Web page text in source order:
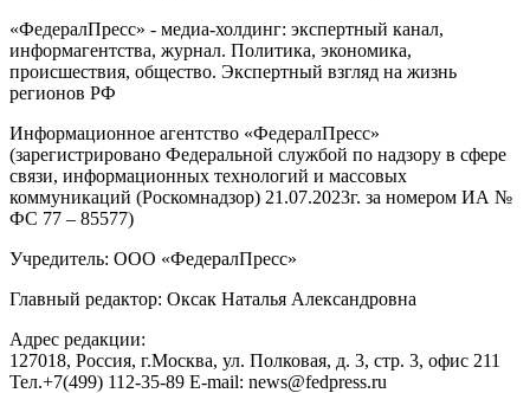
«ФедералПресс» - медиа-холдинг: экспертный канал,
информагентства, журнал. Политика, экономика,
происшествия, общество. Экспертный взгляд на жизнь
регионов РФ
Информационное агентство «ФедералПресс»
(зарегистрировано Федеральной службой по надзору в сфере
связи, информационных технологий и массовых
коммуникаций (Роскомнадзор) 21.07.2023г. за номером ИА №
ФС 77 – 85577)
Учредитель: ООО «ФедералПресс»
Главный редактор: Оксак Наталья Александровна
Адрес редакции:
127018, Россия, г.Москва, ул. Полковая, д. 3, стр. 3, офис 211
Тел.+7(499) 112-35-89 E-mail: news@fedpress.ru